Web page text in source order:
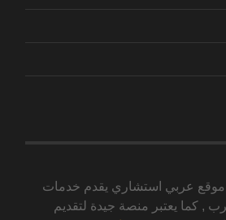
موقع عربي استشاري يقدم خدمات
, كما يعتبر منصة جيدة لتقديم